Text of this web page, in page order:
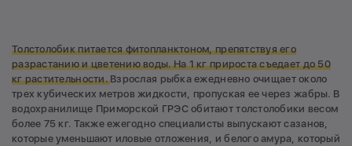
Толстолобик питается фитопланктоном, препятствуя его
разрастанию и цветению воды. На 1 кг прироста съедает до 50
кг растительности.Взрослая рыбка ежедневно очищает около
трех кубических метров жидкости, пропуская ее через жабры. В
водохранилище Приморской ГРЭС обитают толстолобики весом
более 75 кг. Также ежегодно специалисты выпускают сазанов,
которые уменьшают иловые отложения, и белого амура, который